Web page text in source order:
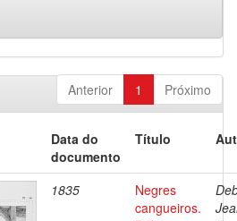
Anterior 1 Próximo
Data do
documento
Título
1835
Negres
cangueiros.